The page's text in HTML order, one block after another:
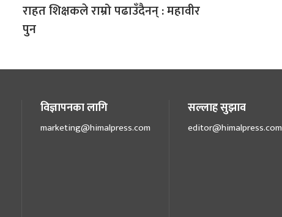
राहत शिक्षकले राम्रो पढाउँदैनन् : महावीर
पुन
विज्ञापनका लागि
marketing@himalpress.com
सल्लाह सुझाव
editor@himalpress.com